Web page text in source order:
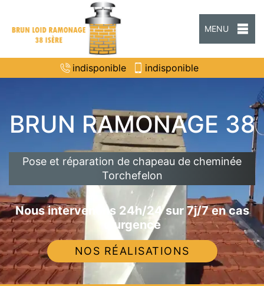
MENU
indisponible indisponible
BRUN RAMONAGE 38
Pose et réparation de chapeau de cheminée
Torchefelon
Nous intervenons 24h/24 sur 7j/7 en cas
d'urgence
NOS RÉALISATIONS